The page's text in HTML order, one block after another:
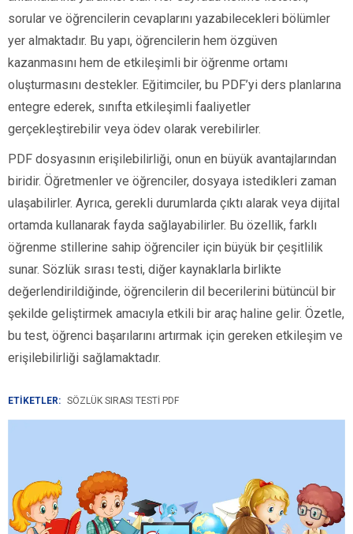
sorular ve öğrencilerin cevaplarını yazabilecekleri bölümler
yer almaktadır. Bu yapı, öğrencilerin hem özgüven
kazanmasını hem de etkileşimli bir öğrenme ortamı
oluşturmasını destekler. Eğitimciler, bu PDF’yi ders planlarına
entegre ederek, sınıfta etkileşimli faaliyetler
gerçekleştirebilir veya ödev olarak verebilirler.
PDF dosyasının erişilebilirliği, onun en büyük avantajlarından
biridir. Öğretmenler ve öğrenciler, dosyaya istedikleri zaman
ulaşabilirler. Ayrıca, gerekli durumlarda çıktı alarak veya dijital
ortamda kullanarak fayda sağlayabilirler. Bu özellik, farklı
öğrenme stillerine sahip öğrenciler için büyük bir çeşitlilik
sunar. Sözlük sırası testi, diğer kaynaklarla birlikte
değerlendirildiğinde, öğrencilerin dil becerilerini bütüncül bir
şekilde geliştirmek amacıyla etkili bir araç haline gelir. Özetle,
bu test, öğrenci başarılarını artırmak için gereken etkileşim ve
erişilebilirliği sağlamaktadır.
ETİKETLER: SÖZLÜK SIRASI TESTI PDF